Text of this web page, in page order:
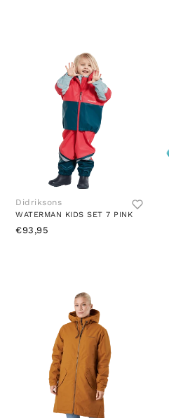
Didriksons
WATERMAN KIDS SET 7 PINK
€93,95